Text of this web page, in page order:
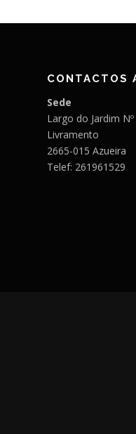
CONTACTOS
Sede
Largo do Jardim Nº
Livramento
2665-015 Azueira
Telef: 261961529